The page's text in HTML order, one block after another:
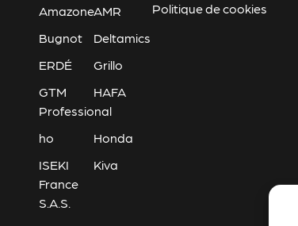
AmazoneAMR
Bugnot
Deltamics
ERDÉ
Grillo
GTM
Professional
HAFA
ho
Honda
ISEKI
France
S.A.S.
Kiva
Politique de cookies